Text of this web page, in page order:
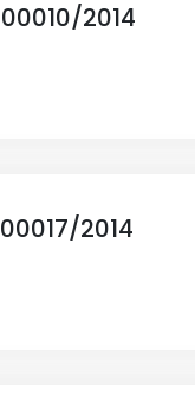
00010/2014
2014